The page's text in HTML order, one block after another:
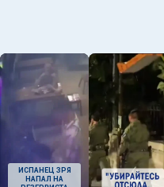
ИСПАНЕЦ ЗРЯ
НАПАЛ НА